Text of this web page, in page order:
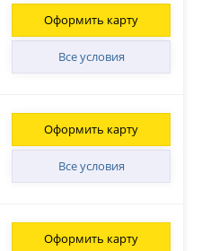
Все условия
Оформить карту
Все условия
Оформить карту
Оформить карту